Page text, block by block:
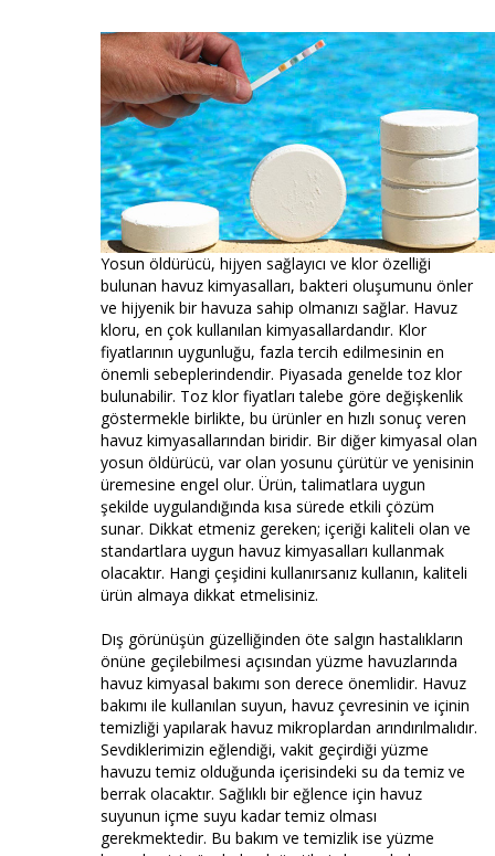
Yosun öldürücü, hijyen sağlayıcı ve klor özelliği
bulunan havuz kimyasalları, bakteri oluşumunu önler
ve hijyenik bir havuza sahip olmanızı sağlar. Havuz
kloru, en çok kullanılan kimyasallardandır. Klor
fiyatlarının uygunluğu, fazla tercih edilmesinin en
önemli sebeplerindendir. Piyasada genelde toz klor
bulunabilir. Toz klor fiyatları talebe göre değişkenlik
göstermekle birlikte, bu ürünler en hızlı sonuç veren
havuz kimyasallarından biridir. Bir diğer kimyasal olan
yosun öldürücü, var olan yosunu çürütür ve yenisinin
üremesine engel olur. Ürün, talimatlara uygun
şekilde uygulandığında kısa sürede etkili çözüm
sunar. Dikkat etmeniz gereken; içeriği kaliteli olan ve
standartlara uygun havuz kimyasalları kullanmak
olacaktır. Hangi çeşidini kullanırsanız kullanın, kaliteli
ürün almaya dikkat etmelisiniz.
Dış görünüşün güzelliğinden öte salgın hastalıkların
önüne geçilebilmesi açısından yüzme havuzlarında
havuz kimyasal bakımı son derece önemlidir. Havuz
bakımı ile kullanılan suyun, havuz çevresinin ve içinin
temizliği yapılarak havuz mikroplardan arındırılmalıdır.
Sevdiklerimizin eğlendiği, vakit geçirdiği yüzme
havuzu temiz olduğunda içerisindeki su da temiz ve
berrak olacaktır. Sağlıklı bir eğlence için havuz
suyunun içme suyu kadar temiz olması
gerekmektedir. Bu bakım ve temizlik ise yüzme